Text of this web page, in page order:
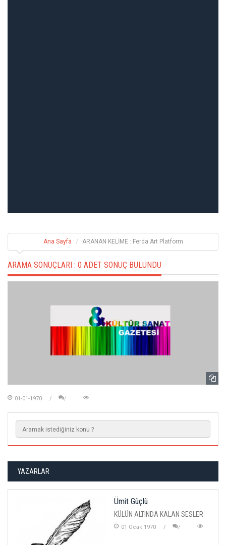
Ana Sayfa ARANAN KELİME : Ferda Art Platform
ARAMA SONUÇLARI : 0 ADET SONUÇ BULUNDU
01-01-1970
YAZARLAR
Ümit Güçlü
KÜLÜN ALTINDA KALAN SESLER
01 Ocak 1970